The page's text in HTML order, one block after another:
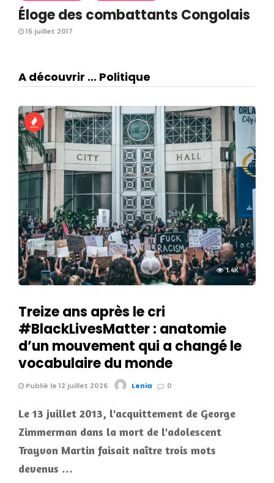
Éloge des combattants Congolais
15 juillet 2017
A découvrir ... Politique
1.4K
Treize ans après le cri
#BlackLivesMatter : anatomie
d’un mouvement qui a changé le
vocabulaire du monde
Publié le 12 juillet 2026 Lenia 0
Le 13 juillet 2013, l'acquittement de George
Zimmerman dans la mort de l'adolescent
Trayvon Martin faisait naître trois mots
devenus …